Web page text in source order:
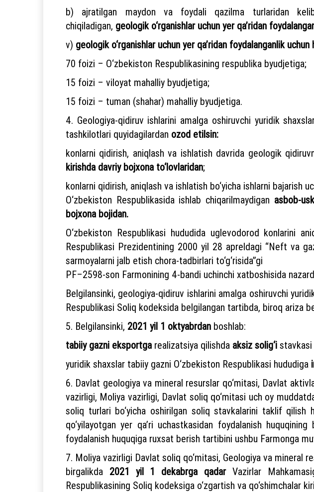
b) ajratilgan maydon va foydali qazilma turlaridan
chiqiladigan, geologik o‘rganishlar uchun yer qa’ridan
v) geologik o‘rganishlar uchun yer qa’ridan foydalanganlik
70 foizi – O‘zbekiston Respublikasining respublika byudjetiga;
15 foizi – viloyat mahalliy byudjetiga;
15 foizi – tuman (shahar) mahalliy byudjetiga.
4. Geologiya-qidiruv ishlarini amalga oshiruvchi yuridik
tashkilotlari quyidagilardan ozod etilsin:
konlarni qidirish, aniqlash va ishlatish davrida geologik
kirishda davriy bojxona to‘lovlaridan;
konlarni qidirish, aniqlash va ishlatish bo‘yicha ishlarni bajarish
O‘zbekiston Respublikasida ishlab chiqarilmaydigan asbob-
bojxona bojidan.
O‘zbekiston Respublikasi hududida uglevodorod konlarini
Respublikasi Prezidentining 2000 yil 28 apreldagi “Neft va
sarmoyalarni jalb etish chora-tadbirlari to‘g‘risida”gi
PF–2598-son Farmonining 4-bandi uchinchi xatboshisida
Belgilansinki, geologiya-qidiruv ishlarini amalga oshiruvchi
Respublikasi Soliq kodeksida belgilangan tartibda, biroq ariza
5. Belgilansinki, 2021 yil 1 oktyabrdan boshlab:
tabiiy gazni eksportgarealizatsiya qilishda aksiz solig‘i stavkasi
yuridik shaxslar tabiiy gazni O‘zbekiston Respublikasi hududiga
6. Davlat geologiya va mineral resurslar qo‘mitasi, Davlat
vazirligi, Moliya vazirligi, Davlat soliq qo‘mitasi uch oy
soliq turlari bo‘yicha oshirilgan soliq stavkalarini taklif qilish
qo‘yilayotgan yer qa’ri uchastkasidan foydalanish
foydalanish huquqiga ruxsat berish tartibini ushbu Farmonga
7. Moliya vazirligi Davlat soliq qo‘mitasi, Geologiya va mineral
birgalikda 2021 yil 1 dekabrga qadarVazirlar
Respublikasining Soliq kodeksiga o‘zgartish va qo‘shimchalar